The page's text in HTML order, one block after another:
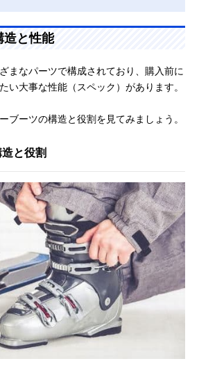
造と性能
まなパーツで構成されており、購入前に
い大事な性能（スペック）があります。
ブーツの構造と役割を見てみましょう。
と役割